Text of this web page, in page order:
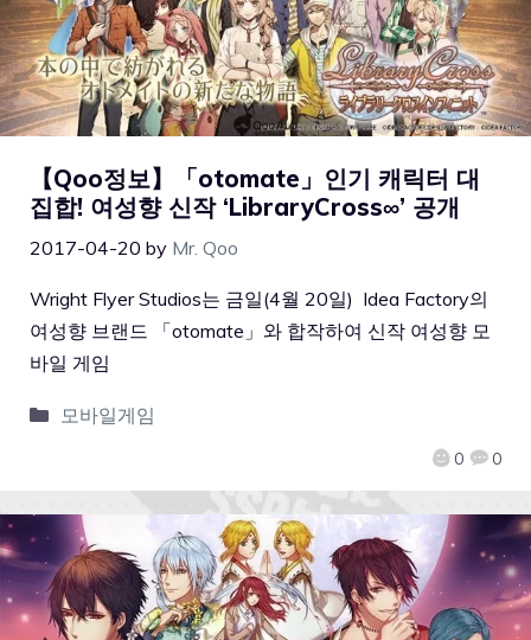
【Qoo정보】「otomate」인기 캐릭터 대
집합! 여성향 신작 ‘LibraryCross∞’ 공개
2017-04-20 by Mr. Qoo
0 0
Wright Flyer Studios는 금일(4월 20일) Idea Factory의
여성향 브랜드 「otomate」와 합작하여 신작 여성향 모
바일 게임
모바일게임